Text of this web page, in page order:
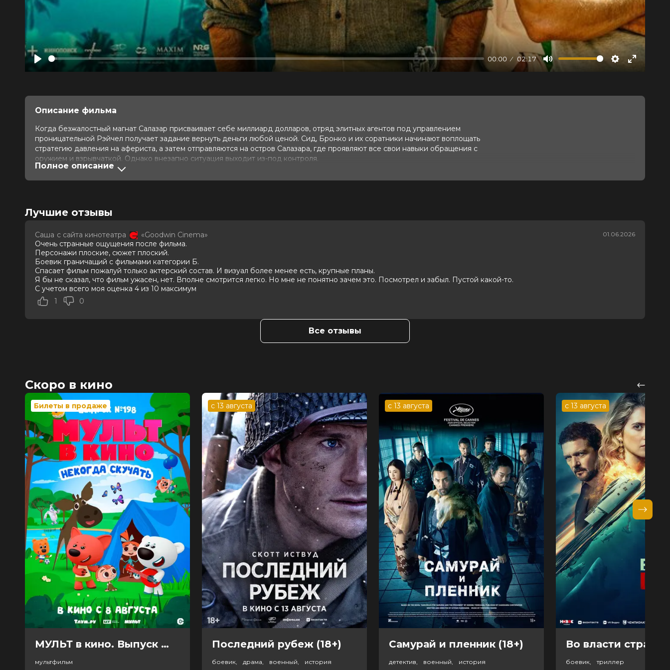
Play
00:00 02:17
Mute Settings
Enter
Описание фильма
Когда безжалостный магнат Салазар присваивает себе миллиард долларов, отряд элитных агентов под управлением
проницательной Рэйчел получает задание вернуть деньги любой ценой. Сид, Бронко и их соратники начинают воплощать
стратегию давления на афериста, а затем отправляются на остров Салазара, где проявляют все свои навыки обращения с
оружием и взрывчаткой. Однако внезапно ситуация выходит из-под контроля.
Оценка 6.6/ 10 (72 200 голосов) 6.7/ 10 (2 994 голоса)
Слоган
«Когда крадут миллиарды, только эти парни могут украсть их обратно»
Актеры
Джейк Джилленхол, Генри Кавилл, Эйса Гонсалес, Розамунд Пайк, Фишер
Стивенс, Карлос Бардем, Джейсон Вон, Эммет Джей Скэнлэн, Кристофер
Хивью, Кристиан Очоа
Продюсеры
Айван Эткинсон, Пабло Бариньяга, Дэйв Каплан
Сценаристы
Гай Ричи
Жанр
боевик, триллер
Длительность
1 ч 48 мин
В прокате
Полное описание
Лучшие отзывы
Саша с сайта кинотеатра «Goodwin Cinema» 01.06.2026
Очень странные ощущения после фильма.
Персонажи плоские, сюжет плоский.
Боевик граничащий с фильмами категории Б.
Спасает фильм пожалуй только актерский состав. И визуал более менее есть, крупные планы.
Я бы не сказал, что фильм ужасен, нет. Вполне смотрится легко. Но мне не понятно зачем это. Посмотрел и забыл. Пустой какой-то.
С учетом всего моя оценка 4 из 10 максимум
1
0
Все отзывы
Скоро в кино
Билеты в продаже
МУЛЬТ в кино. Выпуск №198. Некогда скучать (0+)
мультфильм
с 13 августа
Последний рубеж (18+)
боевик, драма, военный, история
с 13 августа
Самурай и пленник (18+)
детектив, военный, история
с 13 августа
Во власти страха
боевик, триллер